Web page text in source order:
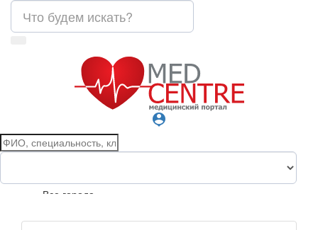
person_pin
Все города